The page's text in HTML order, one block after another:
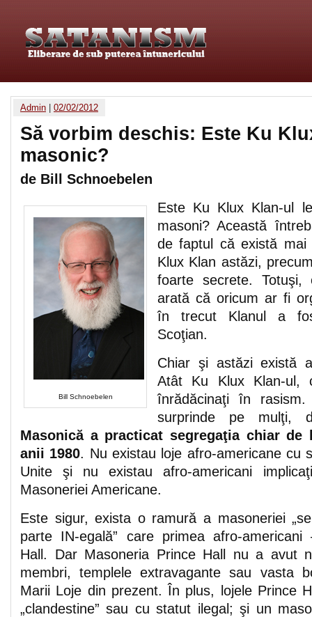
Admin 02/02/2012
Să vorbim deschis: Este Ku
masonic?
de Bill Schnoebelen
Bill Schnoebelen
Este Ku Klux Klan-ul
masoni? Această
de faptul că există mai
Klux Klan astăzi,
foarte secrete. Totuşi,
arată că oricum ar fi
în trecut Klanul a
Scoţian.
Chiar şi astăzi există
Atât Ku Klux Klan-ul,
înrădăcinaţi în
surprinde pe
Masonică a practicat segregaţia chiar de
anii 1980. Nu existau loje afro-americane cu
Unite şi nu existau afro-americani
Masoneriei Americane.
Este sigur, exista o ramură a masoneriei
parte IN-egală” care primea afro-
Hall. Dar Masoneria Prince Hall nu a avut
membri, templele extravagante sau vasta
Marii Loje din prezent. În plus, lojele Prince
„clandestine” sau cu statut ilegal; şi un